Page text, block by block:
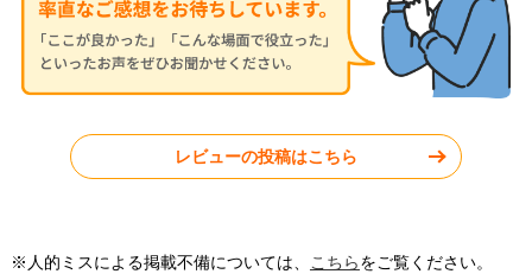
岐阜県岐阜市 埼玉県八潮市
工事実績をもっと見る
レビューの投稿はこちら
※人的ミスによる掲載不備については、 こちらをご覧ください。